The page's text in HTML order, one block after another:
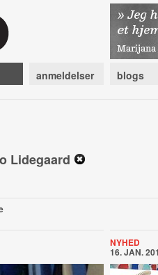
anmeldelser blogs
Lidegaard
NYHED
16. JAN.